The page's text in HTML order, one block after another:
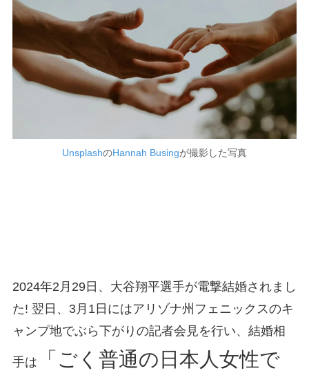
UnsplashのHannah Busingが撮影した写真
2024年2月29日、大谷翔平選手が電撃結婚されまし
た! 翌日、3月1日にはアリゾナ州フェニックスのキ
ャンプ地でぶら下がりの記者会見を行い、結婚相
手は
「ごく普通の日本人女性で